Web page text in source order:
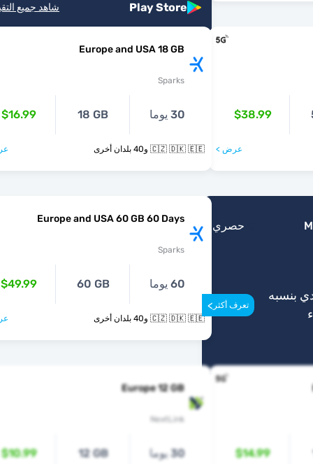
Play Store شاهد جميع
$38.99
عرض >
Europe and USA 18 GB
Sparks
30 يوما 18 GB
$16.99
🇨🇿 🇩🇰 🇪🇪 و40 بلدان أخرى
حصري
بنسبه
تعرف أكثر >
Europe and USA 60 GB 60 Days
Sparks
60 يوما 60 GB
$49.99
🇨🇿 🇩🇰 🇪🇪 و40 بلدان أخرى
$14.99
Europe 12 GB
NextLink
30 يوما 12 GB
$10.99